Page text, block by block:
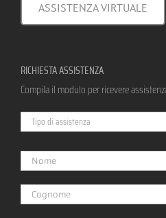
ASSISTENZA VIRTUALE
RICHIESTA ASSISTENZA
Compila il modulo per ricevere